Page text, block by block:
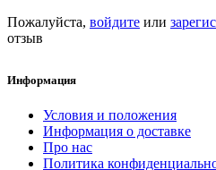
Пожалуйста, войдите или
отзыв
Информация
Условия и положения
Информация о доставке
Про нас
Политика